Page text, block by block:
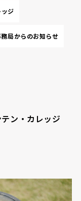
ジ
局からのお知らせ
ン・カレッジ